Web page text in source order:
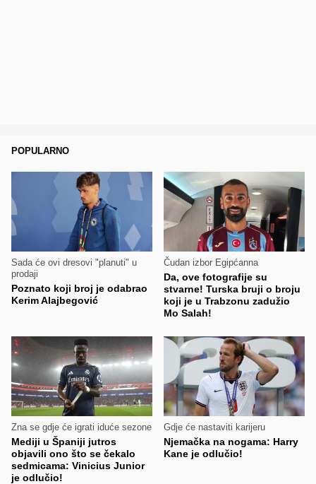
POPULARNO
Sada će ovi dresovi "planuti" u
prodaji
Poznato koji broj je odabrao
Kerim Alajbegović
Čudan izbor Egipćanna
Da, ove fotografije su
stvarne! Turska bruji o broju
koji je u Trabzonu zadužio
Mo Salah!
Zna se gdje će igrati iduće sezone
Mediji u Španiji jutros
objavili ono što se čekalo
sedmicama: Vinicius Junior
je odlučio!
Gdje će nastaviti karijeru
Njemačka na nogama: Harry
Kane je odlučio!